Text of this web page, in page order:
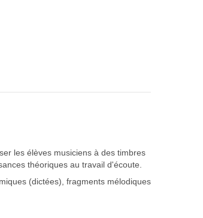
les élèves musiciens à des timbres
théoriques au travail d'écoute.
(dictées), fragments mélodiques